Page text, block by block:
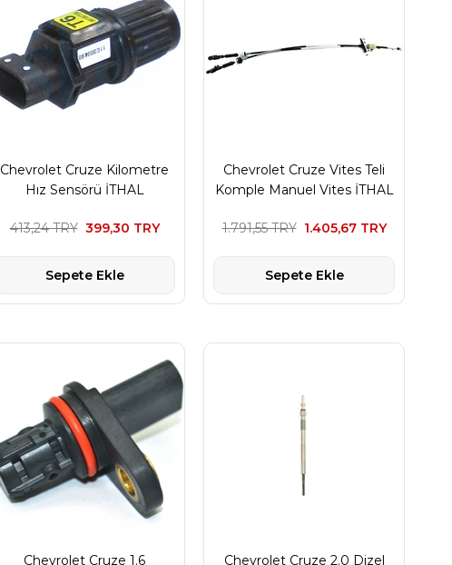
Chevrolet Cruze Kilometre
Hız Sensörü İTHAL
399,30 TRY
413,24 TRY
Sepete Ekle
Chevrolet Cruze Vites Teli
Komple Manuel Vites İTHAL
1.405,67 TRY
1.791,55 TRY
Sepete Ekle
Chevrolet Cruze 1.6
Chevrolet Cruze 2.0 Dizel